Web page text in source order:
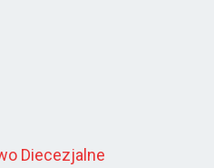
Diecezjalne